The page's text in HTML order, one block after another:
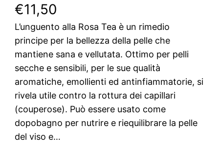
€11,50
L’unguento alla Rosa Tea è un rimedio
principe per la bellezza della pelle che
mantiene sana e vellutata. Ottimo per pelli
secche e sensibili, per le sue qualità
aromatiche, emollienti ed antinfiammatorie, si
rivela utile contro la rottura dei capillari
(couperose). Può essere usato come
dopobagno per nutrire e riequilibrare la pelle
del viso e…